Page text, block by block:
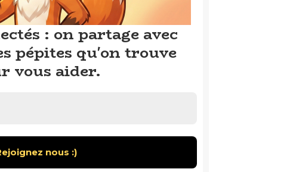
: on partage avec
pépites qu'on trouve
vous aider.